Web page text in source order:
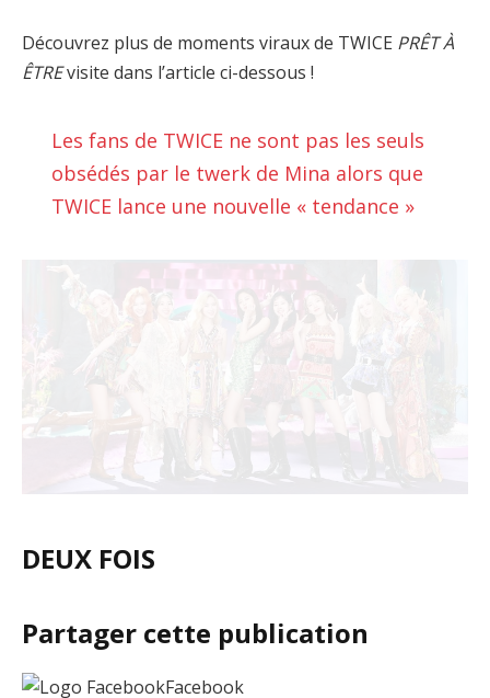
Découvrez plus de moments viraux de TWICE PRÊT À
ÊTREvisite dans l’article ci-dessous !
Les fans de TWICE ne sont pas les seuls
obsédés par le twerk de Mina alors que
TWICE lance une nouvelle « tendance »
DEUX FOIS
Partager cette publication
Facebook